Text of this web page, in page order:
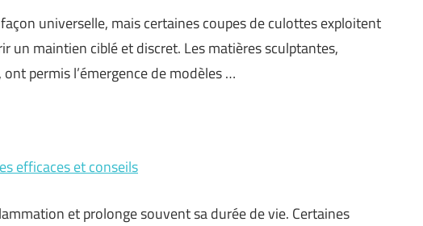
universelle, mais certaines coupes de culottes exploitent
un maintien ciblé et discret. Les matières sculptantes,
permis l’émergence de modèles …
efficaces et conseils
et prolonge souvent sa durée de vie. Certaines